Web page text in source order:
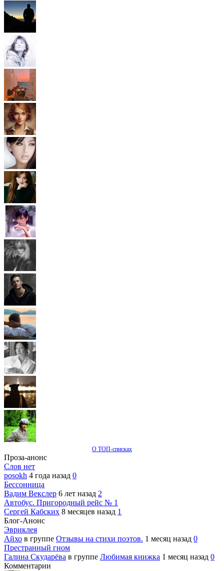
О ТОП-списках
Проза-анонс
Слов нет
posokh 4 года назад 0
Бессонница
Вадим Векслер 6 лет назад 2
Автобус. Пригородный рейс № 1
Сергей Кабских 8 месяцев назад 1
Блог-Анонс
Эвриклея
Айхо в группе Отзывы на стихи поэтов. 1 месяц назад 0
Престранный гном
Галина Скударёва в группе Любимая книжка 1 месяц назад 0
Комментарии